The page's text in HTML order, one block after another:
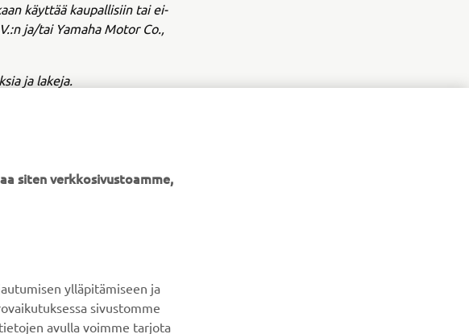
käyttää kaupallisiin tai ei-
ja/tai Yamaha Motor Co.,
ja lakeja.
erikoistapahtumista, uusista julkaisuista ja paljon muuta...
siten verkkosivustoamme,
ylläpitämiseen ja
sivustomme
avulla voimme tarjota